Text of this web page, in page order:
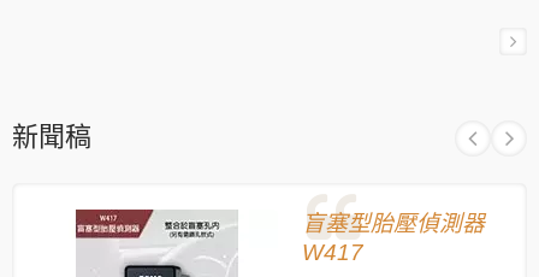
新聞稿
盲塞型胎壓偵測器
W417